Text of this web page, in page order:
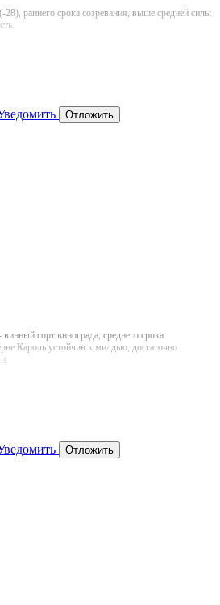
раннего срока созревания, выше средней силы
Отложить
сорт винограда, среднего срока
Кароль устойчив к милдью, достаточно
Отложить